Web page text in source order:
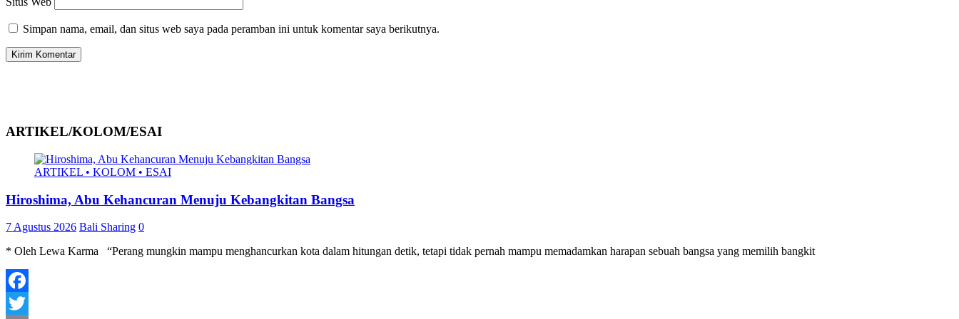
Simpan nama, email, dan situs web saya pada peramban ini untuk komentar saya berikutnya.
ARTIKEL/KOLOM/ESAI
ARTIKEL • KOLOM • ESAI
Hiroshima, Abu Kehancuran Menuju Kebangkitan Bangsa
7 Agustus 2026 Bali Sharing 0
* Oleh Lewa Karma “Perang mungkin mampu menghancurkan kota dalam hitungan detik, tetapi tidak pernah mampu memadamkan harapan sebuah bangsa yang memilih bangkit
Facebook